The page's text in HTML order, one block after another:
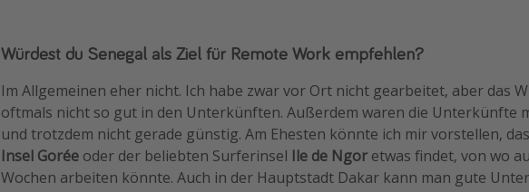
Würdest du Senegal als Ziel für Remote Work empfehlen?
Im Allgemeinen eher nicht. Ich habe zwar vor Ort nicht gearbeitet, aber das
oftmals nicht so gut in den Unterkünften. Außerdem waren die Unterkünfte
und trotzdem nicht gerade günstig. Am Ehesten könnte ich mir vorstellen,
Insel Gorée oder der beliebten Surferinsel Ile de Ngor etwas findet, von wo
Wochen arbeiten könnte. Auch in der Hauptstadt Dakar kann man gute